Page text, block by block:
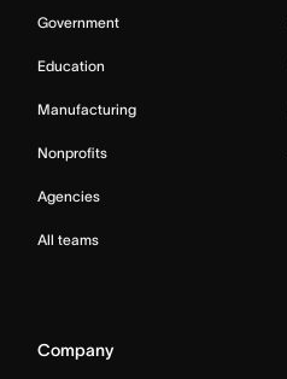
Government
Education
Manufacturing
Nonprofits
Agencies
All teams
Company